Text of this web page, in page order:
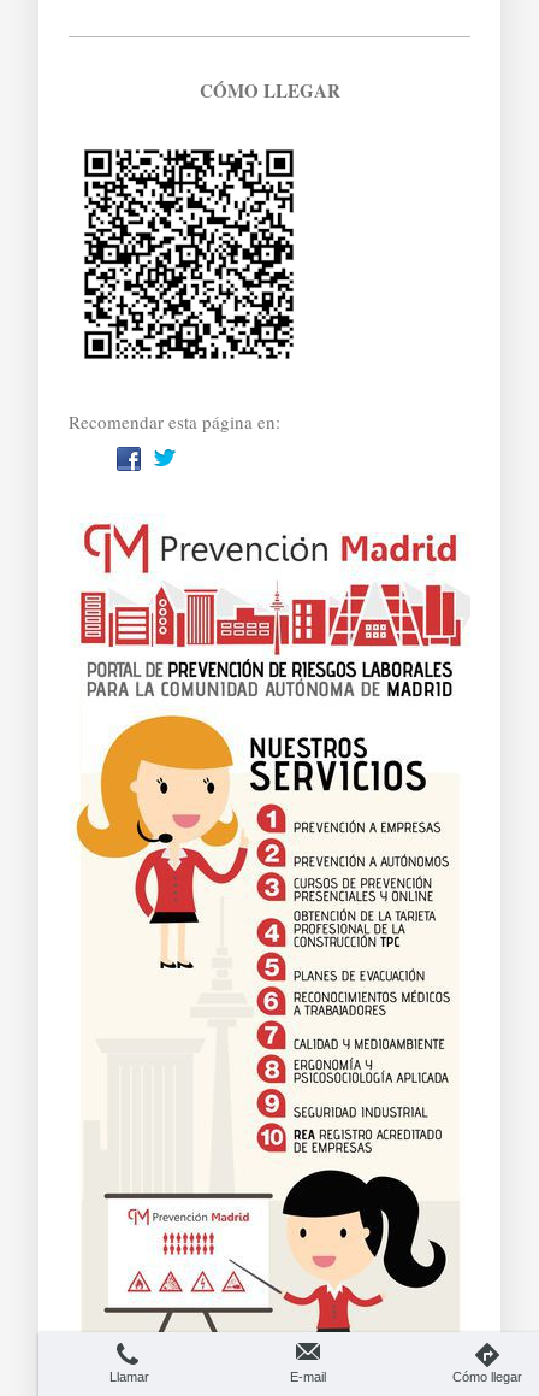
CÓMO LLEGAR
Recomendar esta página en:
Llamar E-mail Cómo llegar